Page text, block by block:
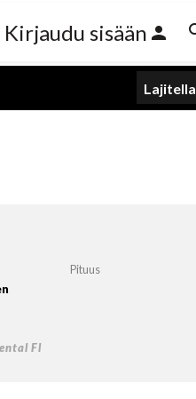
Kirjaudu sisään
Lajitella
Pituus
Fl